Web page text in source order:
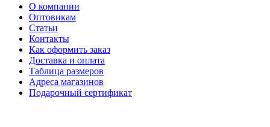
О компании
Оптовикам
Статьи
Контакты
Как оформить заказ
Доставка и оплата
Таблица размеров
Адреса магазинов
Подарочный сертификат